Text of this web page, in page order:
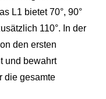
L1 bietet 70°, 90°
110°. In der
den ersten
und bewahrt
die gesamte